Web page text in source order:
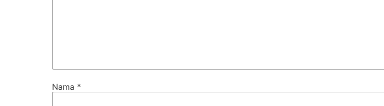
Nama *